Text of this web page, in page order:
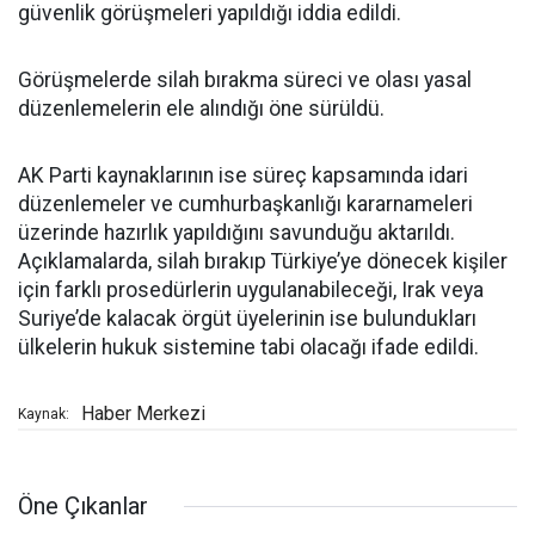
güvenlik görüşmeleri yapıldığı iddia edildi.
Görüşmelerde silah bırakma süreci ve olası yasal
düzenlemelerin ele alındığı öne sürüldü.
AK Parti kaynaklarının ise süreç kapsamında idari
düzenlemeler ve cumhurbaşkanlığı kararnameleri
üzerinde hazırlık yapıldığını savunduğu aktarıldı.
Açıklamalarda, silah bırakıp Türkiye’ye dönecek kişiler
için farklı prosedürlerin uygulanabileceği, Irak veya
Suriye’de kalacak örgüt üyelerinin ise bulundukları
ülkelerin hukuk sistemine tabi olacağı ifade edildi.
Kaynak: Haber Merkezi
Öne Çıkanlar